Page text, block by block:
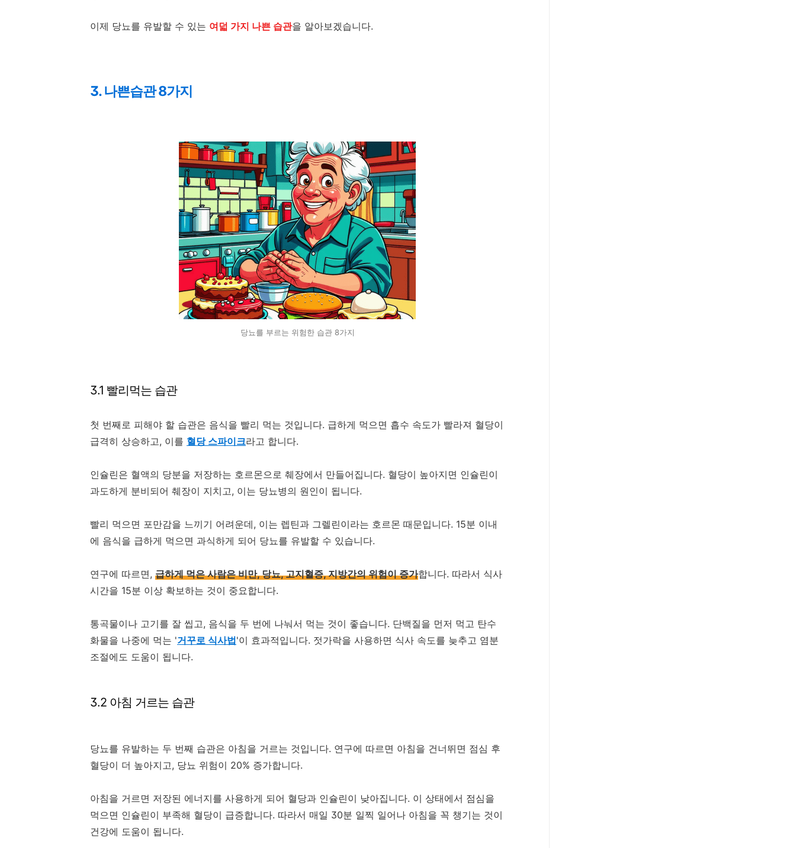
이제 당뇨를 유발할 수 있는 여덟 가지 나쁜 습관을 알아보겠습니다.
3. 나쁜습관 8가지
당뇨를 부르는 위험한 습관 8가지
3.1 빨리먹는 습관
첫 번째로 피해야 할 습관은 음식을 빨리 먹는 것입니다. 급하게 먹으면 흡수 속도가 빨라져 혈당이
급격히 상승하고, 이를 혈당 스파이크라고 합니다.
인슐린은 혈액의 당분을 저장하는 호르몬으로 췌장에서 만들어집니다. 혈당이 높아지면 인슐린이
과도하게 분비되어 췌장이 지치고, 이는 당뇨병의 원인이 됩니다.
빨리 먹으면 포만감을 느끼기 어려운데, 이는 렙틴과 그렐린이라는 호르몬 때문입니다. 15분 이내
에 음식을 급하게 먹으면 과식하게 되어 당뇨를 유발할 수 있습니다.
연구에 따르면, 급하게 먹은 사람은 비만, 당뇨, 고지혈증, 지방간의 위험이 증가합니다. 따라서 식사
시간을 15분 이상 확보하는 것이 중요합니다.
통곡물이나 고기를 잘 씹고, 음식을 두 번에 나눠서 먹는 것이 좋습니다. 단백질을 먼저 먹고 탄수
화물을 나중에 먹는 '거꾸로 식사법'이 효과적입니다. 젓가락을 사용하면 식사 속도를 늦추고 염분
조절에도 도움이 됩니다.
3.2 아침 거르는 습관
당뇨를 유발하는 두 번째 습관은 아침을 거르는 것입니다. 연구에 따르면 아침을 건너뛰면 점심 후
혈당이 더 높아지고, 당뇨 위험이 20% 증가합니다.
아침을 거르면 저장된 에너지를 사용하게 되어 혈당과 인슐린이 낮아집니다. 이 상태에서 점심을
먹으면 인슐린이 부족해 혈당이 급증합니다. 따라서 매일 30분 일찍 일어나 아침을 꼭 챙기는 것이
건강에 도움이 됩니다.